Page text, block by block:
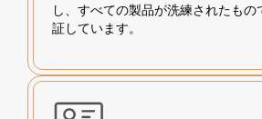
し、すべての製品が洗練されたもの
証しています。